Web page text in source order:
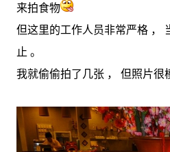
来拍食物
但这里的工作人员非常严格 ，
止 。
我就偷偷拍了几张 ， 但照片很